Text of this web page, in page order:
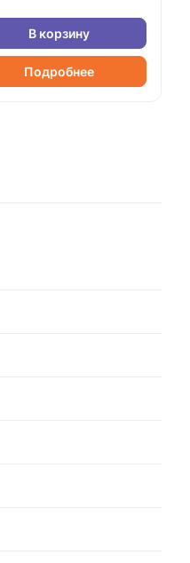
В корзину
Подробнее